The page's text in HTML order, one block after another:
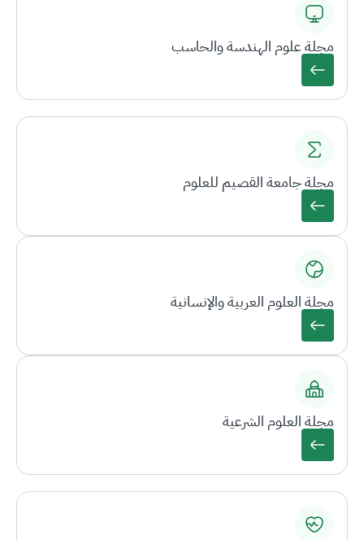
مجلة علوم الهندسة والحاسب
مجلة جامعة القصيم للعلوم
مجلة العلوم العربية والإنسانية
مجلة العلوم الشرعية